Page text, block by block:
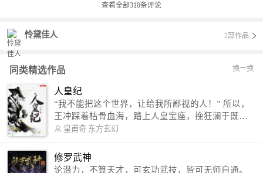
查看全部310条评论
怜黛佳人 2部作品
同类精选作品 换一换
人皇纪
“我不能把这个世界，让给我所鄙视的人！” 所以，
王冲踩着枯骨血海，踏上人皇宝座，挽狂澜于既
倒，扶大厦之将倾，成就了一段无上的传说！ 微信
微博：皇甫奇（地址：http://weibo.com/u/25284575
87） QQ交流群：320238210【普通群】 574501330
皇甫奇 东方玄幻
修罗武神
论潜力，不算天才，可玄功武技，皆可无师自通。